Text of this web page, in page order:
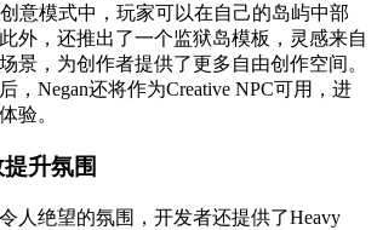
意模式中，玩家可以在自己的岛屿中部
外，还推出了一个监狱岛模板，灵感来自
景，为创作者提供了更多自由创作空间。
，Negan还将作为Creative NPC可用，进
验。
升氛围
人绝望的氛围，开发者还提供了Heavy